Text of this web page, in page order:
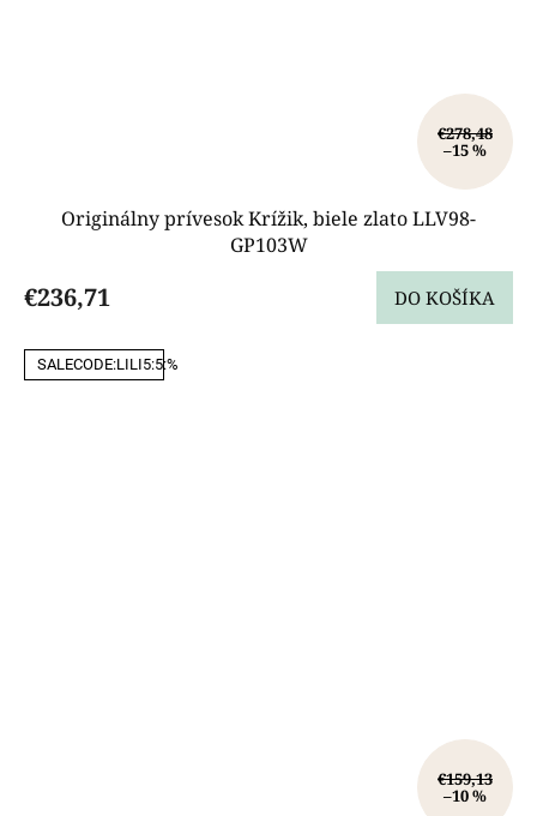
€278,48
–15 %
Originálny prívesok Krížik, biele zlato LLV98-
GP103W
€236,71 DO KOŠÍKA
SALECODE:LILI5:5:%
€159,13
–10 %